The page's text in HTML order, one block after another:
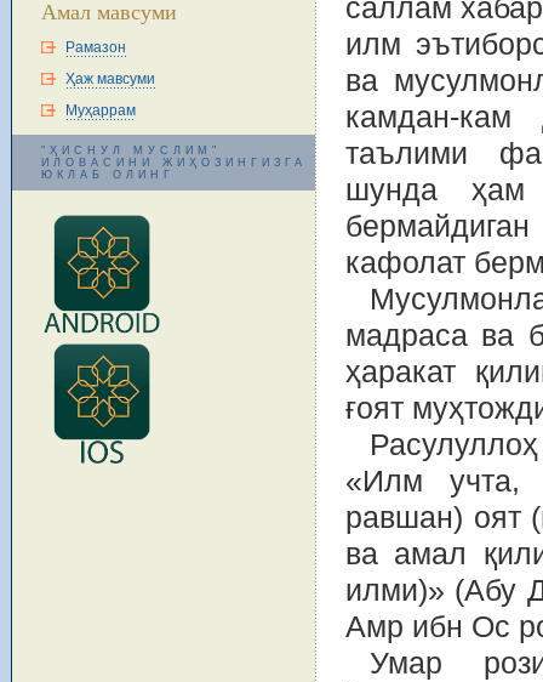
Амал мавсуми
Рамазон
Ҳаж мавсуми
Муҳаррам
"ҲИСНУЛ МУСЛИМ"
ИЛОВАСИНИ ЖИҲОЗИНГИЗГА
ЮКЛАБ ОЛИНГ
саллам
илм
ва
камдан-кам
таълими
шунда ҳам
кафолат
мадраса ва
ҳаракат
ғоят
«Илм учта,
равшан) оят
ва амал
илми)» (Абу
Амр ибн Ос
Умар